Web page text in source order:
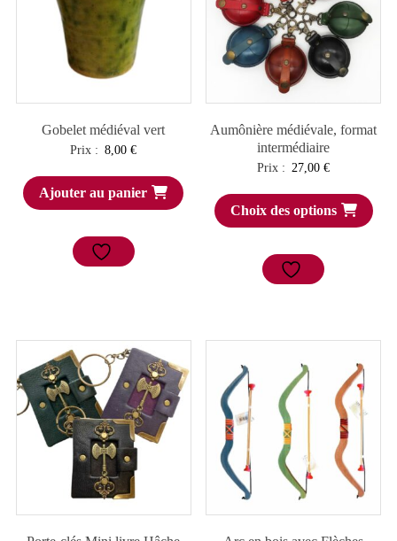
Gobelet médiéval vert
Prix : 8,00€
Ajouter au panier
Aumônière médiévale, format
intermédiaire
Prix : 27,00€
Choix des options